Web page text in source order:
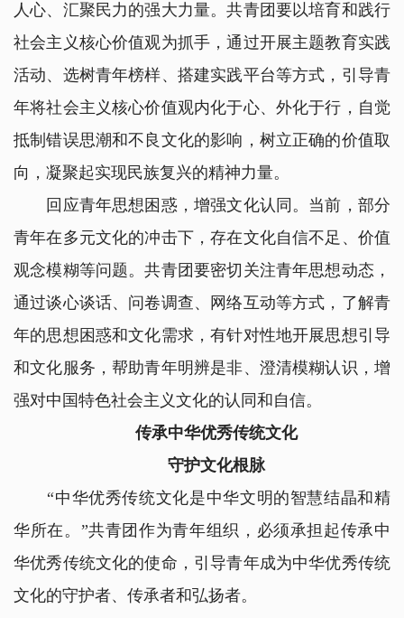
人心、汇聚民力的强大力量。共青团要以培育和践行
社会主义核心价值观为抓手，通过开展主题教育实践
活动、选树青年榜样、搭建实践平台等方式，引导青
年将社会主义核心价值观内化于心、外化于行，自觉
抵制错误思潮和不良文化的影响，树立正确的价值取
向，凝聚起实现民族复兴的精神力量。
回应青年思想困惑，增强文化认同。当前，部分
青年在多元文化的冲击下，存在文化自信不足、价值
观念模糊等问题。共青团要密切关注青年思想动态，
通过谈心谈话、问卷调查、网络互动等方式，了解青
年的思想困惑和文化需求，有针对性地开展思想引导
和文化服务，帮助青年明辨是非、澄清模糊认识，增
强对中国特色社会主义文化的认同和自信。
传承中华优秀传统文化
守护文化根脉
“中华优秀传统文化是中华文明的智慧结晶和精
华所在。”共青团作为青年组织，必须承担起传承中
华优秀传统文化的使命，引导青年成为中华优秀传统
文化的守护者、传承者和弘扬者。